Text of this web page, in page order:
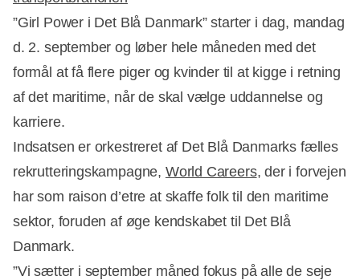
”Girl Power i Det Blå Danmark” starter i dag, mandag
d. 2. september og løber hele måneden med det
formål at få flere piger og kvinder til at kigge i retning
af det maritime, når de skal vælge uddannelse og
karriere.
Indsatsen er orkestreret af Det Blå Danmarks fælles
rekrutteringskampagne, World Careers, der i forvejen
har som raison d’etre at skaffe folk til den maritime
sektor, foruden af øge kendskabet til Det Blå
Danmark.
”Vi sætter i september måned fokus på alle de seje